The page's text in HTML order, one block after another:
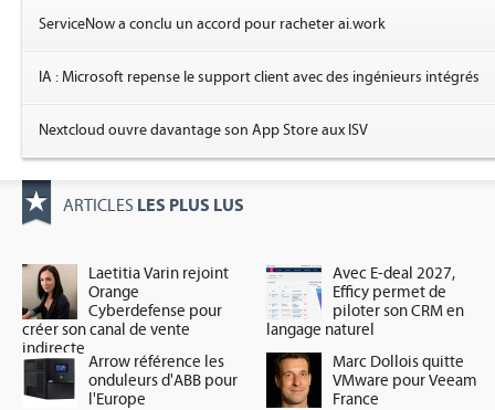
ServiceNow a conclu un accord pour racheter ai.work
IA : Microsoft repense le support client avec des ingénieurs intégrés
Nextcloud ouvre davantage son App Store aux ISV
ARTICLES LES PLUS LUS
Laetitia Varin rejoint
Orange
Cyberdefense pour
créer son canal de vente
indirecte
Avec E-deal 2027,
Efficy permet de
piloter son CRM en
langage naturel
Arrow référence les
onduleurs d'ABB pour
l'Europe
Marc Dollois quitte
VMware pour Veeam
France